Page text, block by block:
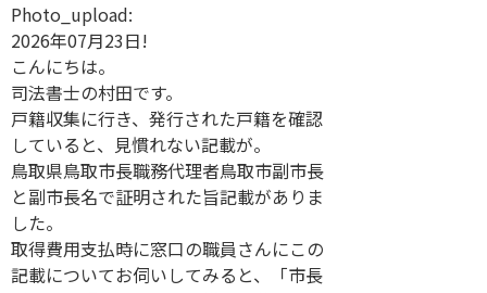
Photo_upload:
2026年07月23日!
こんにちは。
司法書士の村田です。
戸籍収集に行き、発行された戸籍を確認
していると、見慣れない記載が。
鳥取県鳥取市長職務代理者鳥取市副市長
と副市長名で証明された旨記載がありま
した。
取得費用支払時に窓口の職員さんにこの
記載についてお伺いしてみると、「市長